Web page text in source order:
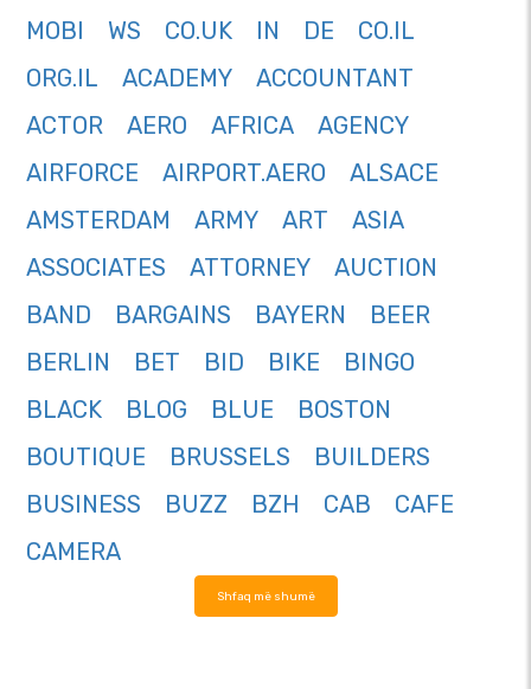
MOBI
WS CO.UK IN DE
CO.IL
ORG.IL
ACADEMY
ACCOUNTANT
ACTOR
AERO AFRICA
AGENCY
AIRFORCE
AIRPORT.AERO
ALSACE
AMSTERDAM
ARMY ART
ASIA
ASSOCIATES
ATTORNEY
AUCTION
BAND
BARGAINS BAYERN
BEER
BERLIN
BET BID BIKE
BINGO
BLACK
BLOG BLUE
BOSTON
BOUTIQUE
BRUSSELS
BUILDERS
BUSINESS
BUZZ BZH CAB
CAFE
CAMERA
Shfaq më shumë